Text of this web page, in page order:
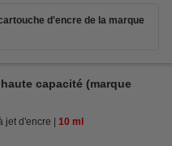
d'encre de la marque
capacité (marque
jet d'encre 10 ml